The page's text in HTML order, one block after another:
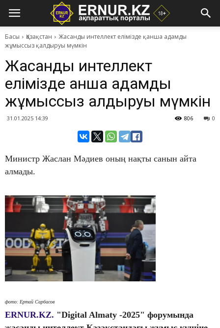
Басы Қазақстан
Жасанды интеллект елімізде қанша адамды
жұмыссыз қалдыруы мүмкін
Жасанды интеллект
елімізде қанша адамды
жұмыссыз қалдыруы мүмкін
31.01.2025 14:39 0
806
Министр Жаслан Мәдиев оның нақты санын айта
алмады.
фото: Ертай Сарбасов
ERNUR.KZ. "Digital Almaty -2025" форумында